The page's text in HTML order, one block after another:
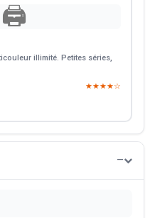
🖨️
illimité. Petites séries,
★★★★☆
—